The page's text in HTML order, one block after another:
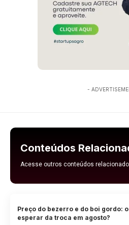
-
Conteúdos
Acesse outros conteúdos
Preço do bezerro e do boi gordo:
esperar da troca em agosto?